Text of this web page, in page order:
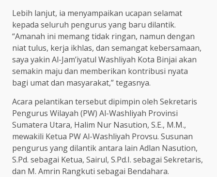
Lebih lanjut, ia menyampaikan ucapan selamat
kepada seluruh pengurus yang baru dilantik.
“Amanah ini memang tidak ringan, namun dengan
niat tulus, kerja ikhlas, dan semangat kebersamaan,
saya yakin Al-Jam’iyatul Washliyah Kota Binjai akan
semakin maju dan memberikan kontribusi nyata
bagi umat dan masyarakat,” tegasnya.
Acara pelantikan tersebut dipimpin oleh Sekretaris
Pengurus Wilayah (PW) Al-Washliyah Provinsi
Sumatera Utara, Halim Nur Nasution, S.E., M.M.,
mewakili Ketua PW Al-Washliyah Provsu. Susunan
pengurus yang dilantik antara lain Adlan Nasution,
S.Pd. sebagai Ketua, Sairul, S.Pd.I. sebagai Sekretaris,
dan M. Amrin Rangkuti sebagai Bendahara.